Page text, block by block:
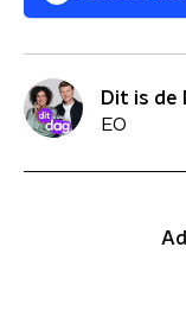
Dit is de
EO